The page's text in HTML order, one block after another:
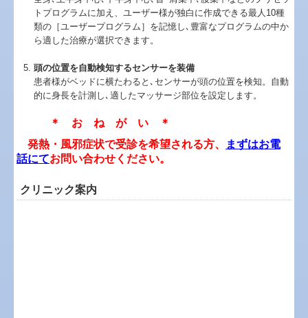
＊ お ね が い ＊
発熱・風邪症状で受診を希望される方、
まずはお電
話にてお問い合わせください。
クリニック案内
トプログラムに加え、ユーザー様が独白に作成できる最人10種
類の［ユーザープログラム］を記憶し､豊富なプログラムの中か
ら適した治療が選択できます。
頭の位置を自動検知するセンサーを装備
患者様がベッドに横たわると､センサーが頭の位置を検知。自動
的に身長を計測し､適したマッサージ部位を設定します。